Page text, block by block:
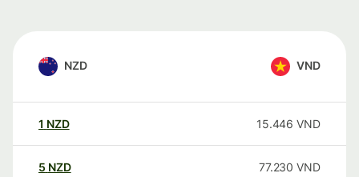
NZD VND
1 NZD 15.446 VND
5 NZD 77.230 VND